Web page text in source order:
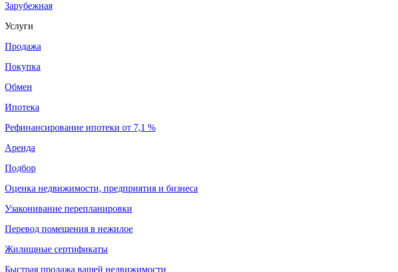
Зарубежная
Услуги
Продажа
Покупка
Обмен
Ипотека
Рефинансирование ипотеки от 7,1 %
Аренда
Подбор
Оценка недвижимости, предприятия и бизнеса
Узаконивание перепланировки
Перевод помещения в нежилое
Жилищные сертификаты
Быстрая продажа вашей недвижимости